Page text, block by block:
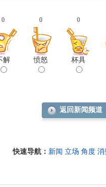
0
解
0
愤怒
0
杯具
返回新闻频道
快速导航： 新闻 立场 角度 消